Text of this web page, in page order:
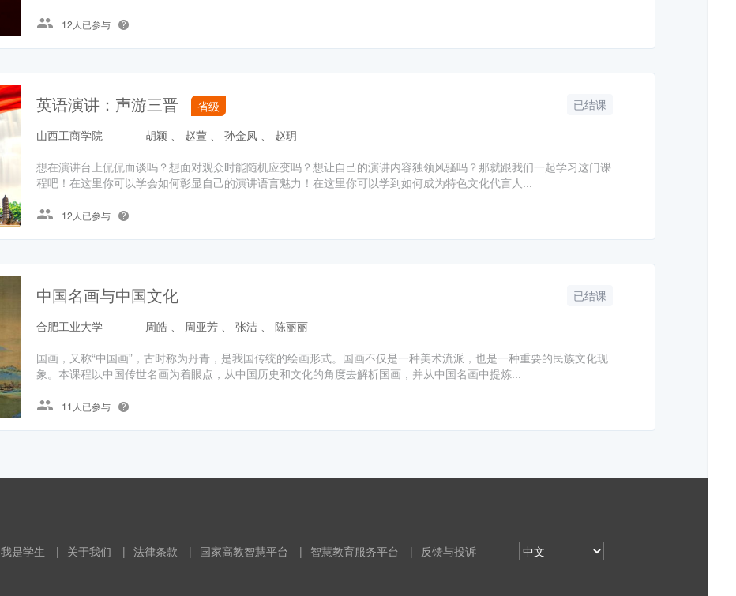
12人已参与
英语演讲：声游三晋 省级
已结课
山西工商学院
胡颖 、 赵萱 、 孙金凤 、 赵玥
想在演讲台上侃侃而谈吗？想面对观众时能随机应变吗？想让自己的演讲内容独领风骚吗？那就跟我们一起学习这门课
程吧！在这里你可以学会如何彰显自己的演讲语言魅力！在这里你可以学到如何成为特色文化代言人...
12人已参与
中国名画与中国文化
已结课
合肥工业大学
周皓 、 周亚芳 、 张洁 、 陈丽丽
国画，又称“中国画”，古时称为丹青，是我国传统的绘画形式。国画不仅是一种美术流派，也是一种重要的民族文化现
象。本课程以中国传世名画为着眼点，从中国历史和文化的角度去解析国画，并从中国名画中提炼...
11人已参与
我是学生 | 关于我们 | 法律条款 | 国家高教智慧平台 | 智慧教育服务平台 | 反馈与投诉